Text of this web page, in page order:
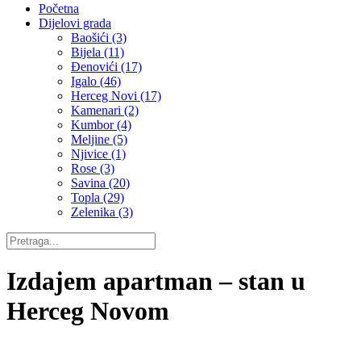
Početna
Dijelovi grada
Baošići (3)
Bijela (11)
Đenovići (17)
Igalo (46)
Herceg Novi (17)
Kamenari (2)
Kumbor (4)
Meljine (5)
Njivice (1)
Rose (3)
Savina (20)
Topla (29)
Zelenika (3)
Izdajem apartman – stan u
Herceg Novom